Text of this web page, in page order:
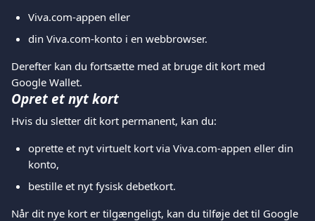
Viva.com-appen eller
din Viva.com-konto i en webbrowser.
Derefter kan du fortsætte med at bruge dit kort med
Google Wallet.
Opret et nyt kort
Hvis du sletter dit kort permanent, kan du:
oprette et nyt virtuelt kort via Viva.com-appen eller din
konto,
bestille et nyt fysisk debetkort.
Når dit nye kort er tilgængeligt, kan du tilføje det til Google